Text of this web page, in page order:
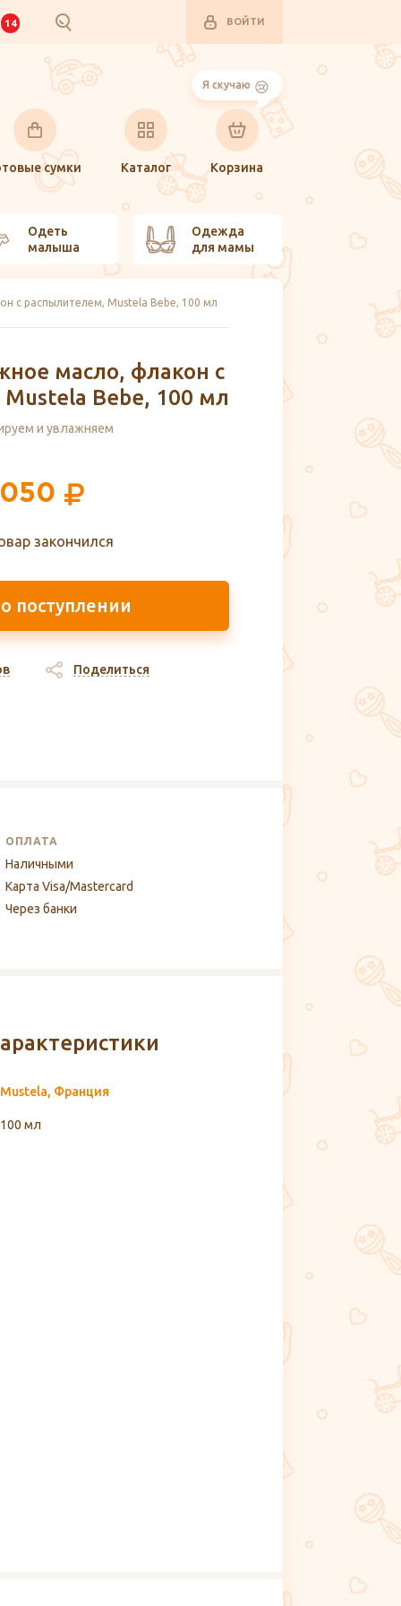
14 ВОЙТИ
сумки
Каталог
Я скучаю
Корзина
Одеть
малыша
Одежда
для мамы
с распылителем, Mustela Bebe, 100 мл
масло, флакон с
Bebe, 100 мл
и увлажняем
050
закончился
поступлении
Поделиться
ОПЛАТА
Наличными
Карта Visa/Mastercard
Через банки
Mustela, Франция
100 мл